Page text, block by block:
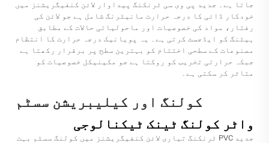
جاتا ہے۔ جدید پی وی سی ٹرنکنگ پیداوار لائن کنفیگریشنز میں
خودکار ڈائی کا درجہ حرارت مانیٹرنگ شامل ہے جو لائن کی
رفتار، مواد کی خصوصیات اور ماحولیاتی حالات کے مطابق
ہیٹنگ کو ایڈجسٹ کرتی ہے۔ یہ پویانیک درجہ حرارت کا انتظام
مصنوعات کے سطحی اختتام کو بہترین سطح پر برقرار رکھتا ہے
جبکہ حرارتی تخریب کو روکتا ہے جو مکینیکل خصوصیات کو
متاثر کر سکتی ہے۔
کولنگ اور کیلیبریشن سسٹم
واٹر کولنگ ٹینک ٹیکنالوجی
جدید PVC ٹرنکنگ تیاری لائن کنفیگریشنز میں کولنگ سسٹم بہت